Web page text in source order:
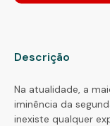
Descrição
Na atualidade, a
iminência da
inexiste qualquer